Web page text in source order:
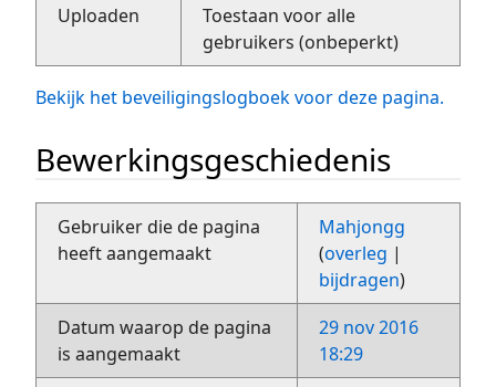
Uploaden
Toestaan voor alle
gebruikers (onbeperkt)
Bekijk het beveiligingslogboek voor deze pagina.
Bewerkingsgeschiedenis
Gebruiker die de pagina
heeft aangemaakt
Mahjongg
(overleg |
bijdragen)
Datum waarop de pagina
is aangemaakt
29 nov 2016
18:29